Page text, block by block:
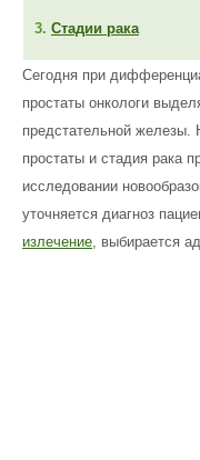
3. Стадии рака
Сегодня при
простаты онкологи
предстательной железы.
простаты и стадия рака
исследовании
уточняется диагноз
излечение, выбирается